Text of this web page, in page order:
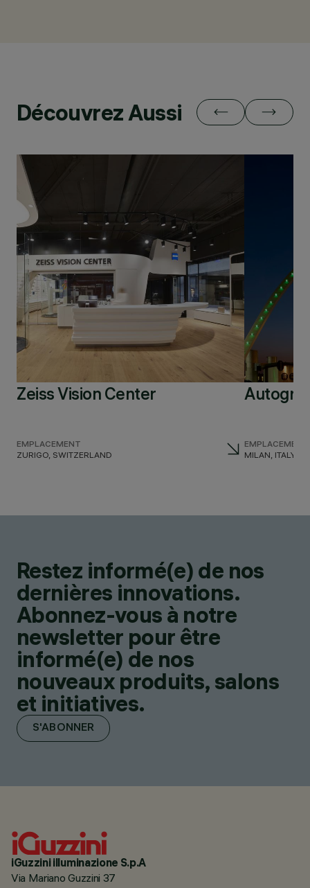
Découvrez Aussi
Zeiss Vision Center
EMPLACEMENT
ZURIGO, SWITZERLAND
Autogrill
EMPLACEMENT
MILAN, ITALY
Restez informé(e) de nos
dernières innovations.
Abonnez-vous à notre
newsletter pour être
informé(e) de nos
nouveaux produits, salons
et initiatives.
S'ABONNER
iGuzzini illuminazione S.p.A
Via Mariano Guzzini 37